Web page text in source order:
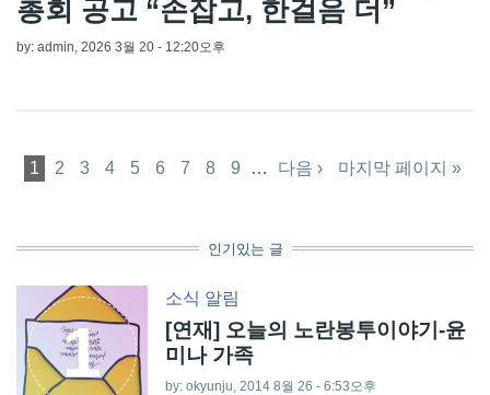
총회 공고 “손잡고, 한걸음 더”
by: admin, 2026 3월 20 - 12:20오후
1 2 3 4 5 6 7 8 9 … 다음 › 마지막 페이지 »
인기있는 글
1
소식 알림
[연재] 오늘의 노란봉투이야기-윤
미나 가족
by: okyunju, 2014 8월 26 - 6:53오후